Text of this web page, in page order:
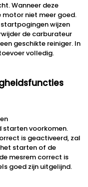
Wanneer deze
niet meer goed.
wijzen
de carburateur
geschikte reiniger. In
volledig.
starten voorkomen.
is geactiveerd, zal
starten of de
mesrem correct is
goed zijn uitgelijnd.